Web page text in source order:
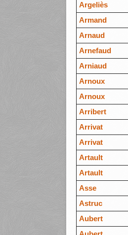
Argeliès
Armand
Arnaud
Arnefaud
Arniaud
Arnoux
Arnoux
Arribert
Arrivat
Arrivat
Artault
Artault
Asse
Astruc
Aubert